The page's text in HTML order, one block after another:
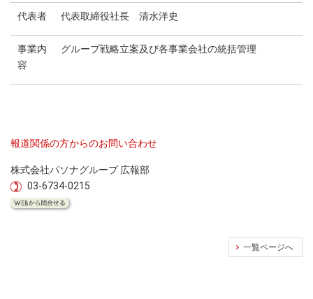
代表者 代表取締役社長 清水洋史
事業内
容
グループ戦略立案及び各事業会社の統括管理
報道関係の方からのお問い合わせ
株式会社パソナグループ 広報部
03-6734-0215
一覧ページへ